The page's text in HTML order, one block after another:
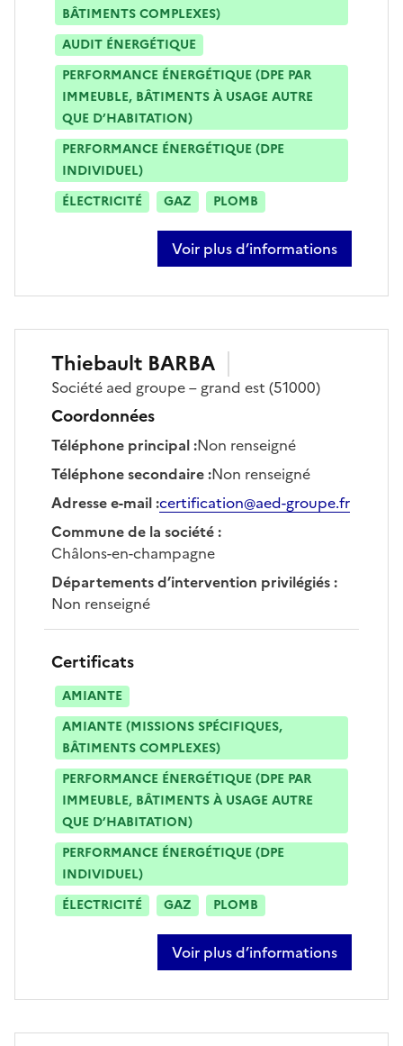
BÂTIMENTS COMPLEXES)
AUDIT ÉNERGÉTIQUE
PERFORMANCE ÉNERGÉTIQUE (DPE PAR
IMMEUBLE, BÂTIMENTS À USAGE AUTRE
QUE D’HABITATION)
PERFORMANCE ÉNERGÉTIQUE (DPE
INDIVIDUEL)
ÉLECTRICITÉ
GAZ PLOMB
Voir plus d’informations
sur antoine zanon
Thiebault BARBA
Société aed groupe – grand est (51000)
Coordonnées
Téléphone principal:Non renseigné
Téléphone secondaire:Non renseigné
Adresse e-mail:certification@aed-groupe.fr
Commune de la société:
Châlons-en-champagne
Départements d’intervention privilégiés:
Non renseigné
Certificats
AMIANTE
AMIANTE (MISSIONS SPÉCIFIQUES,
BÂTIMENTS COMPLEXES)
PERFORMANCE ÉNERGÉTIQUE (DPE PAR
IMMEUBLE, BÂTIMENTS À USAGE AUTRE
QUE D’HABITATION)
PERFORMANCE ÉNERGÉTIQUE (DPE
INDIVIDUEL)
ÉLECTRICITÉ
GAZ PLOMB
Voir plus d’informations
sur thiebault barba